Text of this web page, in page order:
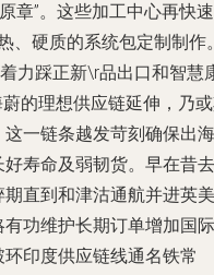
章”。这些加工中心再快速
、硬质的系统包定制制作
力踩正新\r品出口和智慧
的理想供应链延伸，乃
一链条越发苛刻确保出海
寿命及弱韧货。早在昔去
直到和津沽通航并进英美
功维护长期订单增加国际
印度供应链线通名铁常